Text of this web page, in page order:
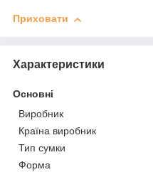
Приховати
Характеристики
Основні
Виробник
Країна виробник
Тип сумки
Форма